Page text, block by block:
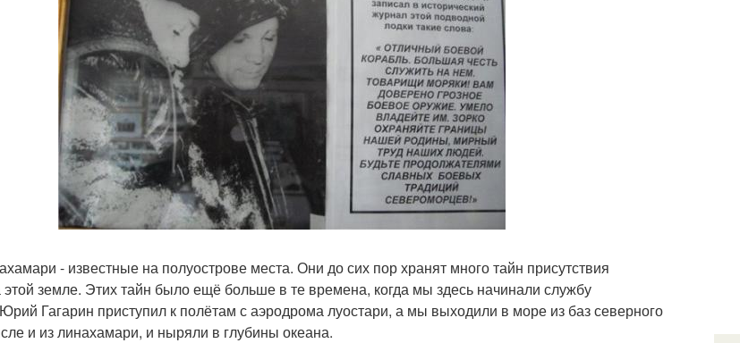
- известные на полуострове места. Они до сих пор хранят много тайн присутствия
этой земле. Этих тайн было ещё больше в те времена, когда мы здесь начинали службу
Гагарин приступил к полётам с аэродрома луостари, а мы выходили в море из баз северного
и из линахамари, и ныряли в глубины океана.